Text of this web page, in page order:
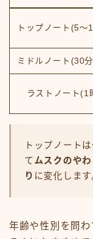
トップノート(5～
ミドルノート(30
ラストノート(1
トップノート
て ムスクのや
り に変化します
年齢や性別を問